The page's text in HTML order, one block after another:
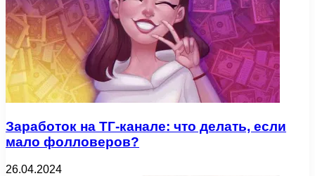
Заработок на ТГ-канале: что делать, если
мало фолловеров?
26.04.2024